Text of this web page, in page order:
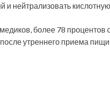
и нейтрализовать
более 78 процентов
утреннего приема пищи.